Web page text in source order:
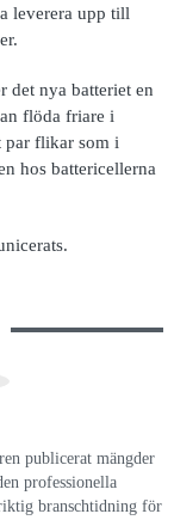
leverera upp till
det nya batteriet en
flöda friare i
par flikar som i
hos battericellerna
publicerat mängder
professionella
branschtidning för